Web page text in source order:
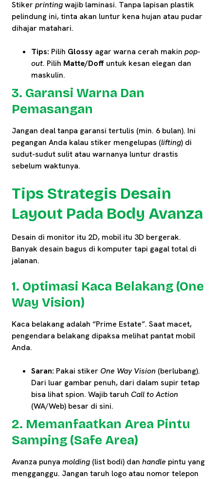
Stiker printingwajib laminasi. Tanpa lapisan plastik
pelindung ini, tinta akan luntur kena hujan atau pudar
dihajar matahari.
Tips: Pilih Glossy agar warna cerah makin pop-
out. Pilih Matte/Doff untuk kesan elegan dan
maskulin.
3. Garansi Warna Dan
Pemasangan
Jangan deal tanpa garansi tertulis (min. 6 bulan). Ini
pegangan Anda kalau stiker mengelupas (lifting) di
sudut-sudut sulit atau warnanya luntur drastis
sebelum waktunya.
Tips Strategis Desain
Layout Pada Body Avanza
Desain di monitor itu 2D, mobil itu 3D bergerak.
Banyak desain bagus di komputer tapi gagal total di
jalanan.
1. Optimasi Kaca Belakang (One
Way Vision)
Kaca belakang adalah “Prime Estate”. Saat macet,
pengendara belakang dipaksa melihat pantat mobil
Anda.
Saran: Pakai stiker One Way Vision (berlubang).
Dari luar gambar penuh, dari dalam supir tetap
bisa lihat spion. Wajib taruh Call to Action
(WA/Web) besar di sini.
2. Memanfaatkan Area Pintu
Samping (Safe Area)
Avanza punya molding (list bodi) dan handle pintu yang
mengganggu. Jangan taruh logo atau nomor telepon